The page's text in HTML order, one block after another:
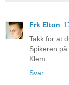
Frk Elton
Takk for at
Spikeren
Klem
Svar